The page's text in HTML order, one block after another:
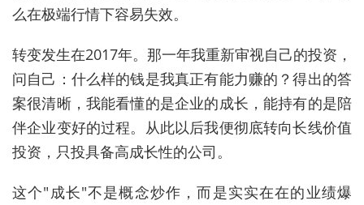
么在极端行情下容易失效。
转变发生在2017年。那一年我重新审视自己的投资，
问自己：什么样的钱是我真正有能力赚的？得出的答
案很清晰，我能看懂的是企业的成长，能持有的是陪
伴企业变好的过程。从此以后我便彻底转向长线价值
投资，只投具备高成长性的公司。
这个"成长"不是概念炒作，而是实实在在的业绩爆